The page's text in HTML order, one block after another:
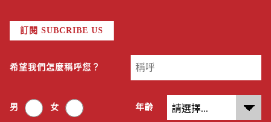
訂閱 SUBCRIBE US
希望我們怎麼稱呼您？
男 女 年齡